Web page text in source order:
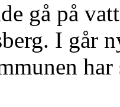
gå på
I går